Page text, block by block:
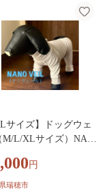
サイズ】ドッグウェ
M/L/XLサイズ）NAN
ア| 犬 犬用 服 ドッ
ェア ペット ペット服
円
瑞穂市